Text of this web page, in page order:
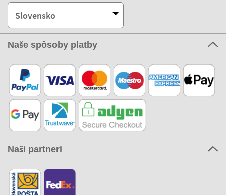
Slovensko
Naše spôsoby platby
Naši partneri